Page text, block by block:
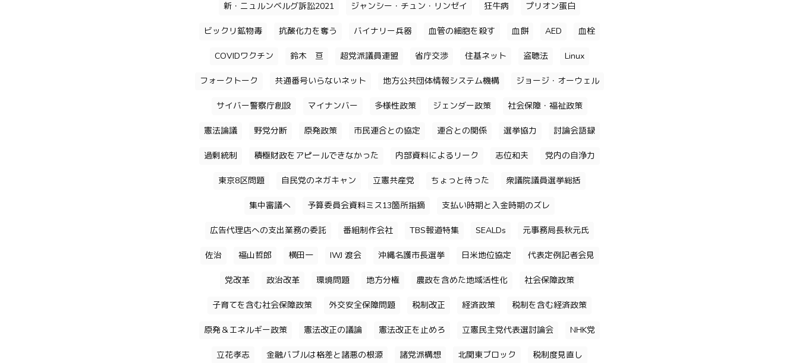
新・ニュルンベルグ訴訟2021 ジャンシー・チュン・リンゼイ 狂牛病 プリオン蛋白
ビックリ鉱物毒 抗酸化力を奪う バイナリー兵器 血管の細胞を殺す 血餅 AED 血栓
COVIDワクチン 鈴木 亘 超党派議員連盟 省庁交渉 住基ネット 盗聴法 Linux
フォークトーク 共通番号いらないネット 地方公共団体情報システム機構 ジョージ・オーウェル
サイバー警察庁創設 マイナンバー 多様性政策 ジェンダー政策 社会保障・福祉政策
憲法論議 野党分断 原発政策 市民連合との協定 連合との関係 選挙協力 討論会語録
過剰統制 積極財政をアピールできなかった 内部資料によるリーク 志位和夫 党内の自浄力
東京8区問題 自民党のネガキャン 立憲共産党 ちょっと待った 衆議院議員選挙総括
集中審議へ 予算委員会資料ミス13箇所指摘 支払い時期と入金時期のズレ
広告代理店への支出業務の委託 番組制作会社 TBS報道特集 SEALDs 元事務局長秋元氏
佐治 福山哲郎 横田一 IWJ 渡会 沖縄名護市長選挙 日米地位協定 代表定例記者会見
党改革 政治改革 環境問題 地方分権 農政を含めた地域活性化 社会保障政策
子育てを含む社会保障政策 外交安全保障問題 税制改正 経済政策 税制を含む経済政策
原発＆エネルギー政策 憲法改正の議論 憲法改正を止めろ 立憲民主党代表選討論会 NHK党
立花孝志 金融バブルは格差と諸悪の根源 諸党派構想 北関東ブロック 税制度見直し